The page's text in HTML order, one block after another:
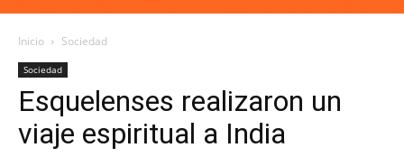
Portada
Inicio Sociedad
Sociedad
Esquelenses realizaron un
viaje espiritual a India